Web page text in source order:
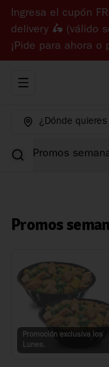
Ingresa el cupón
delivery 🛵 (válido
¡Pide para ahora o
Abrir menu de
¿Dónde quieres
Promos
Promos
Promoción exclusiva los
Lunes.